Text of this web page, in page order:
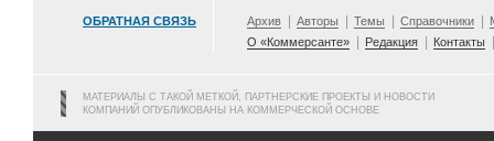
ОБРАТНАЯ СВЯЗЬ Архив Авторы Темы Справочники
О «Коммерсанте»
Редакция Контакты
МАТЕРИАЛЫ С ТАКОЙ МЕТКОЙ, ПАРТНЕРСКИЕ ПРОЕКТЫ И НОВОСТИ
КОМПАНИЙ ОПУБЛИКОВАНЫ НА КОММЕРЧЕСКОЙ ОСНОВЕ